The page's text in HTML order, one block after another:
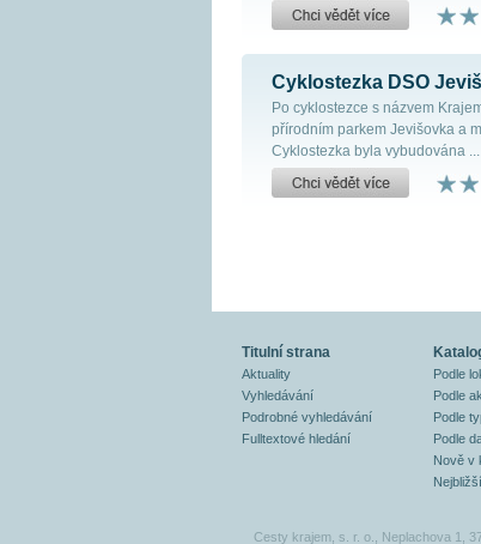
Cyklostezka DSO
Po cyklostezce s názvem
přírodním parkem Jevišovka a
Cyklostezka byla vybudována ...
Titulní strana
Aktuality
Vyhledávání
Podrobné vyhledávání
Fulltextové hledání
Podle
Podle
Podle
Podle
Nově v
Cesty krajem, s. r. o., Neplachova 1,